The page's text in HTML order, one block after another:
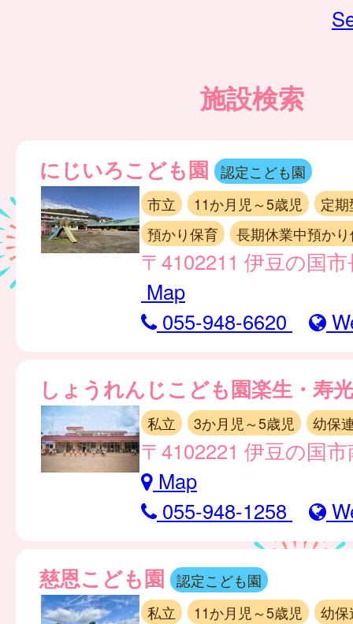
施設検索
にじいろこども園
認定こども園
市立
11か月児～5歳児
定期
預かり保育
長期休業中預か
〒4102211 伊豆の国
Map
055-948-6620
しょうれんじこども園楽生・寿
私立 3か月児～5歳児 幼保
〒4102221 伊豆の国
Map
055-948-1258
慈恩こども園
認定こども園
私立
11か月児～5歳児 幼